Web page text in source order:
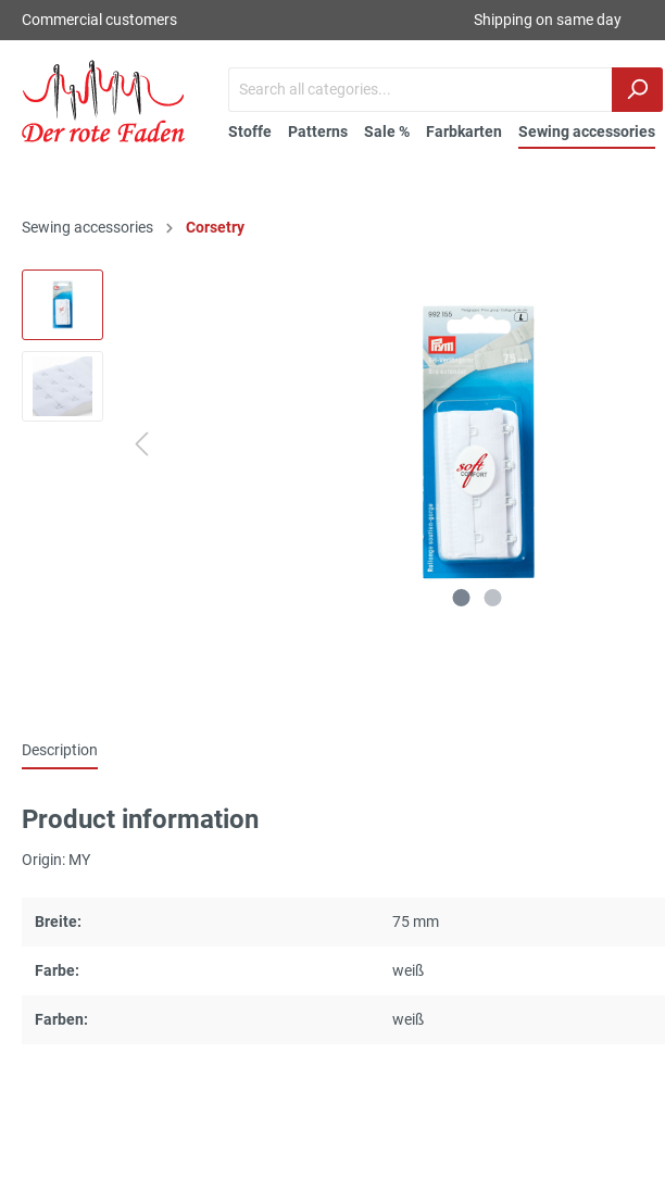
Commercial customers Shipping on same day
Stoffe Patterns Sale % Farbkarten Sewing accessories
Sewing accessories Corsetry
Description
Product information
Origin: MY
Breite: 75 mm
Farbe: weiß
Farben: weiß